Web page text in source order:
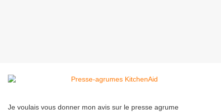
Je voulais vous donner mon avis sur le presse agrume